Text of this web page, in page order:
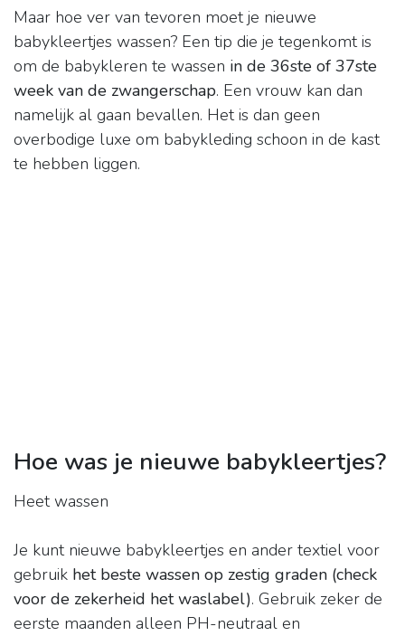
Maar hoe ver van tevoren moet je nieuwe
babykleertjes wassen? Een tip die je tegenkomt is
om de babykleren te wassen in de 36ste of 37ste
week van de zwangerschap. Een vrouw kan dan
namelijk al gaan bevallen. Het is dan geen
overbodige luxe om babykleding schoon in de kast
te hebben liggen.
Hoe was je nieuwe babykleertjes?
Heet wassen
Je kunt nieuwe babykleertjes en ander textiel voor
gebruik het beste wassen op zestig graden (check
voor de zekerheid het waslabel). Gebruik zeker de
eerste maanden alleen PH-neutraal en